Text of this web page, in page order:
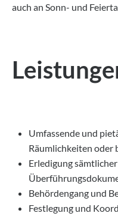
auch an Sonn- und
Umfassende und
Räumlichkeiten oder
Erledigung
Behördengang und
Festlegung und